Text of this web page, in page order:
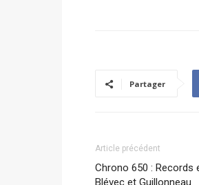
Partager
Article précédent
Chrono 650 : Records
Blévec et Guillonneau